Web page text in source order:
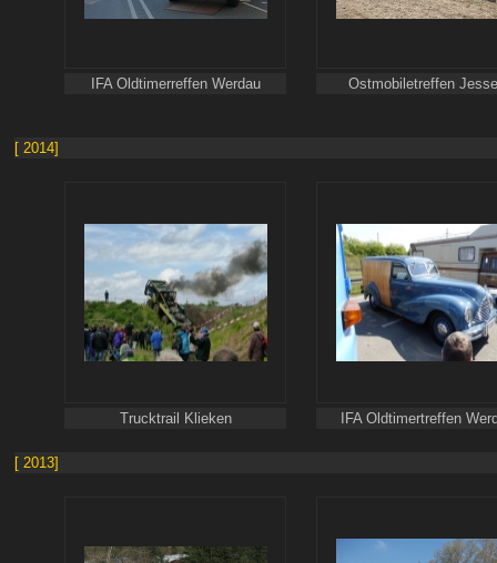
IFA Oldtimerreffen Werdau Ostmobiletreffen
[ 2014]
Trucktrail Klieken IFA Oldtimertreffen
[ 2013]